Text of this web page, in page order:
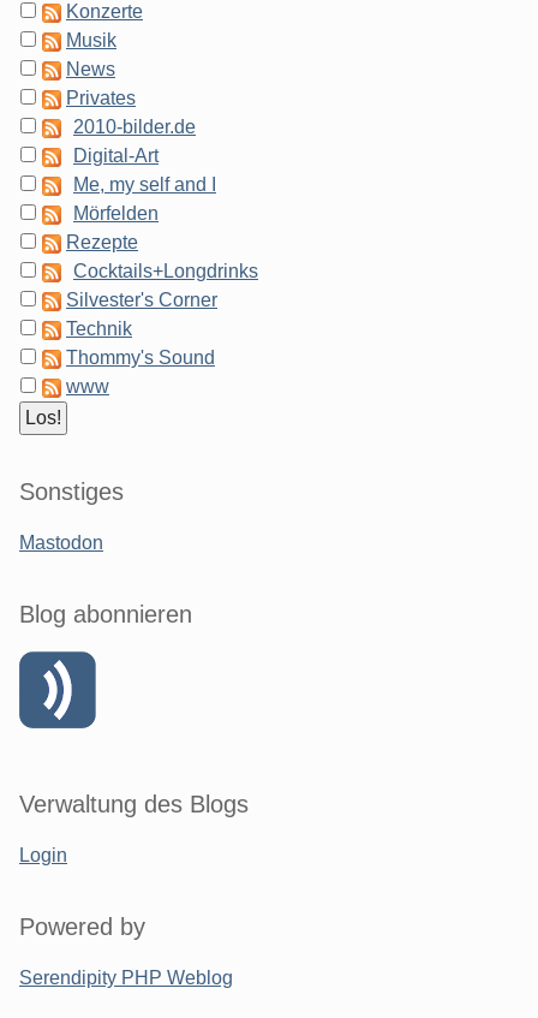
Konzerte
Musik
News
Privates
2010-bilder.de
Digital-Art
Me, my self and I
Mörfelden
Rezepte
Cocktails+Longdrinks
Silvester's Corner
Technik
Thommy's Sound
www
Sonstiges
Mastodon
Blog abonnieren
Verwaltung des Blogs
Login
Powered by
Serendipity PHP Weblog